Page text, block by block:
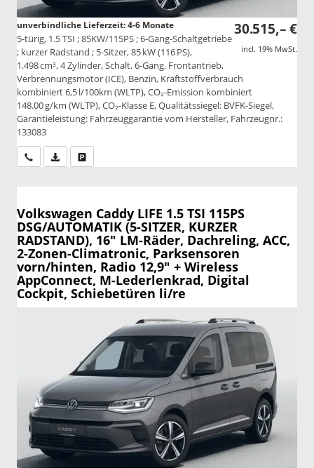
30.515,– €
incl. 19% MwSt.
unverbindliche Lieferzeit: 4-6 Monate
5-türig, 1.5 TSI ; 85KW/115PS ; 6-Gang-Schaltgetriebe
; kurzer Radstand ; 5-Sitzer, 85 kW (116 PS),
1.498 cm³, 4 Zylinder, Schalt. 6-Gang, Frontantrieb,
Verbrennungsmotor (ICE), Benzin, Kraftstoffverbrauch
kombiniert 6,5 l/100km (WLTP), CO₂-Emission kombiniert
148.00 g/km (WLTP), CO₂-Klasse E, Qualitätssiegel: BVFK-Siegel,
Garantieleistung: Fahrzeuggarantie vom Hersteller, Fahrzeugnr.:
133083
Wir rufen Sie anPDF-Datei, Fahrzeugexposé drucken
Volkswagen Caddy LIFE 1.5 TSI 115PS
DSG/AUTOMATIK (5-SITZER, KURZER
RADSTAND), 16" LM-Räder, Dachreling, ACC,
2-Zonen-Climatronic, Parksensoren
vorn/hinten, Radio 12,9" + Wireless
AppConnect, M-Lederlenkrad, Digital
Cockpit, Schiebetüren li/re